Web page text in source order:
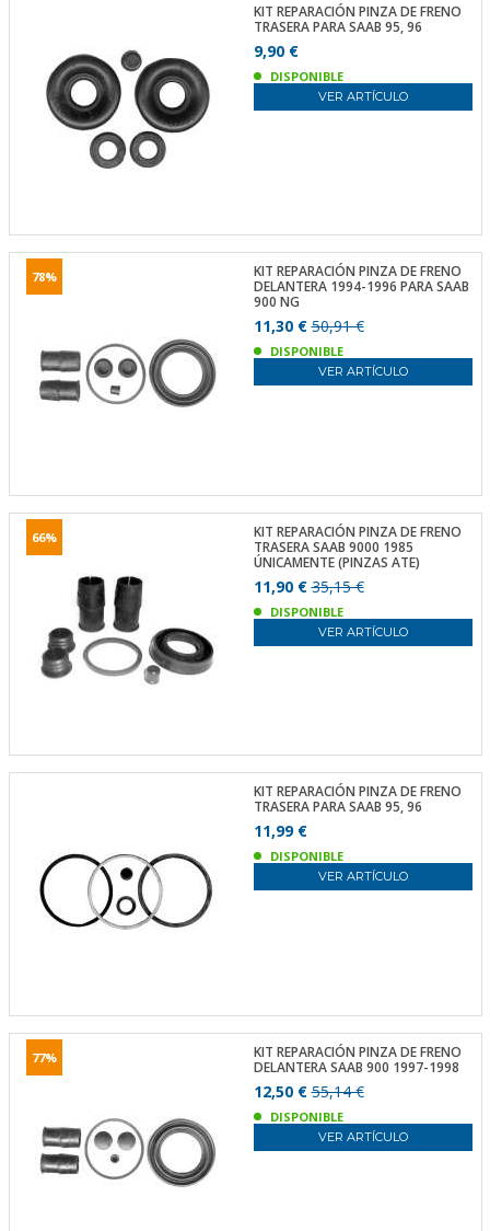
KIT REPARACIÓN PINZA DE FRENO
TRASERA PARA SAAB 95, 96
9,90 €
DISPONIBLE
VER ARTÍCULO
78%
KIT REPARACIÓN PINZA DE FRENO
DELANTERA 1994-1996 PARA SAAB
900 NG
11,30 €50,91 €
DISPONIBLE
VER ARTÍCULO
66%
KIT REPARACIÓN PINZA DE FRENO
TRASERA SAAB 9000 1985
ÚNICAMENTE (PINZAS ATE)
11,90 €35,15 €
DISPONIBLE
VER ARTÍCULO
KIT REPARACIÓN PINZA DE FRENO
TRASERA PARA SAAB 95, 96
11,99 €
DISPONIBLE
VER ARTÍCULO
77%
KIT REPARACIÓN PINZA DE FRENO
DELANTERA SAAB 900 1997-1998
12,50 €55,14 €
DISPONIBLE
VER ARTÍCULO